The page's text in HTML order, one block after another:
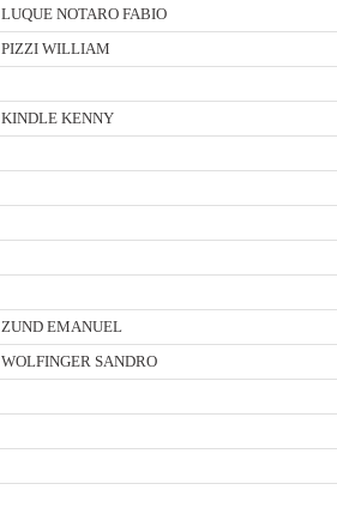
LUQUE NOTARO FABIO
PIZZI WILLIAM
KINDLE KENNY
ZUND EMANUEL
WOLFINGER SANDRO